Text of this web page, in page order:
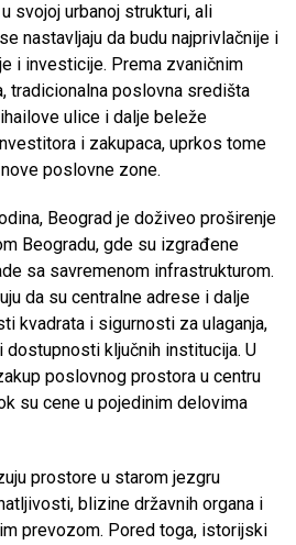
svojoj urbanoj strukturi, ali
nastavljaju da budu najprivlačnije i
i investicije. Prema zvaničnim
tradicionalna poslovna središta
ulice i dalje beleže
i zakupaca, uprkos tome
poslovne zone.
Beograd je doživeo proširenje
Beogradu, gde su izgrađene
sa savremenom infrastrukturom.
da su centralne adrese i dalje
kvadrata i sigurnosti za ulaganja,
ključnih institucija. U
poslovnog prostora u centru
su cene u pojedinim delovima
prostore u starom jezgru
blizine državnih organa i
prevozom. Pored toga, istorijski